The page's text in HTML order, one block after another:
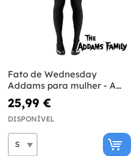
Fato de Wednesday
Addams para mulher - A
Família Addams
25,99 €
DISPONÍVEL